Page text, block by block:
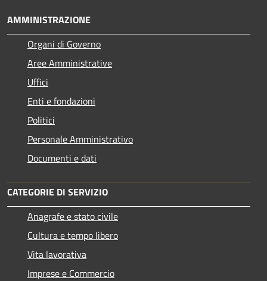
AMMINISTRAZIONE
Organi di Governo
Aree Amministrative
Uffici
Enti e fondazioni
Politici
Personale Amministrativo
Documenti e dati
CATEGORIE DI SERVIZIO
Anagrafe e stato civile
Cultura e tempo libero
Vita lavorativa
Imprese e Commercio